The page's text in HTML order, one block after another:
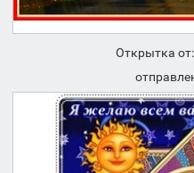
Открытка от: